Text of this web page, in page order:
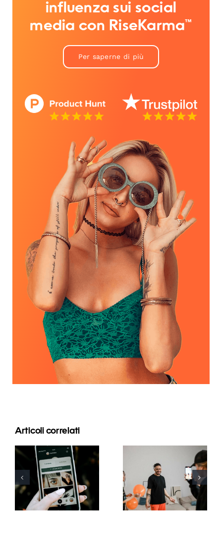
influenza sui social
media con RiseKarma™
Per saperne di più
Articoli correlati
Migliori
pratiche per
l’uso dei filtri
in realtà
aumentata
sui social
Le 21
domande
più cercate
sulle reti
sociali